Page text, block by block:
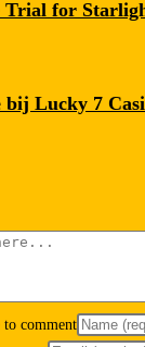
for
Lucky 7
to comment